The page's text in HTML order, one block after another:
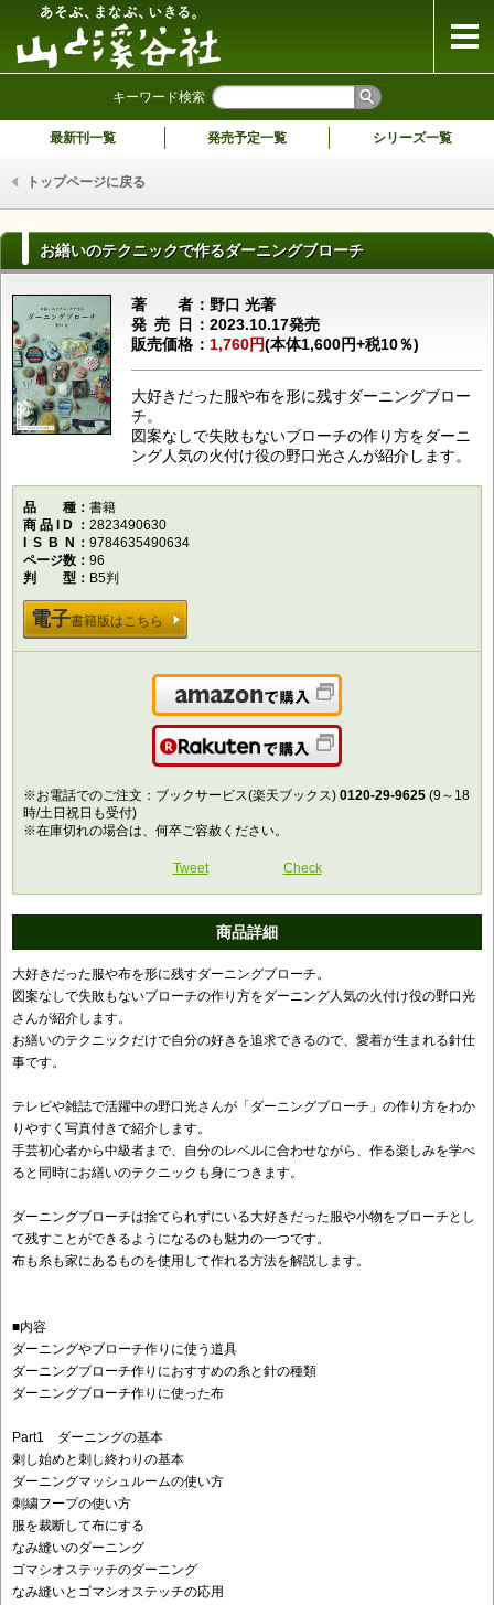
キーワード検索
最新刊一覧 発売予定一覧 シリーズ一覧
トップページに戻る
お繕いのテクニックで作るダーニングブローチ
著者野口 光著
発売日 2023.10.17発売
販売価格
1,760円(本体1,600円+税10％)
大好きだった服や布を形に残すダーニングブロー
チ。
図案なしで失敗もないブローチの作り方をダーニ
ング人気の火付け役の野口光さんが紹介します。
品種書籍
商品ID
2823490630
ISBN
9784635490634
ページ数
96
判型B5判
電子書籍版はこちら
Amazonで購入
楽天で購入
※お電話でのご注文：ブックサービス(楽天ブックス) 0120-29-9625 (9～18
時/土日祝日も受付)
※在庫切れの場合は、何卒ご容赦ください。
Tweet Check
商品詳細
大好きだった服や布を形に残すダーニングブローチ。
図案なしで失敗もないブローチの作り方をダーニング人気の火付け役の野口光
さんが紹介します。
お繕いのテクニックだけで自分の好きを追求できるので、愛着が生まれる針仕
事です。
テレビや雑誌で活躍中の野口光さんが「ダーニングブローチ」の作り方をわか
りやすく写真付きで紹介します。
手芸初心者から中級者まで、自分のレベルに合わせながら、作る楽しみを学べ
ると同時にお繕いのテクニックも身につきます。
ダーニングブローチは捨てられずにいる大好きだった服や小物をブローチとし
て残すことができるようになるのも魅力の一つです。
布も糸も家にあるものを使用して作れる方法を解説します。
■内容
ダーニングやブローチ作りに使う道具
ダーニングブローチ作りにおすすめの糸と針の種類
ダーニングブローチ作りに使った布
Part1 ダーニングの基本
刺し始めと刺し終わりの基本
ダーニングマッシュルームの使い方
刺繍フープの使い方
服を裁断して布にする
なみ縫いのダーニング
ゴマシオステッチのダーニング
なみ縫いとゴマシオステッチの応用